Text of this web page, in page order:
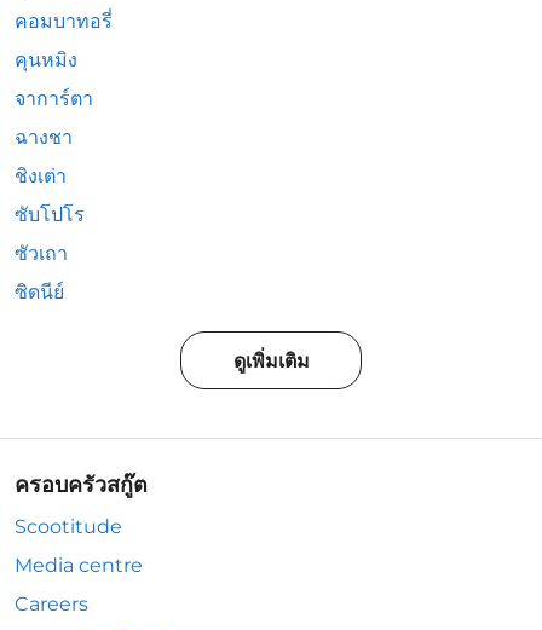
คอมบาทอรี่
คุนหมิง
จาการ์ตา
ฉางชา
ชิงเต่า
ซับโปโร
ซัวเถา
ซิดนีย์
ดูเพิ่มเติม
ครอบครัวสกู๊ต
Scootitude
Media centre
Careers